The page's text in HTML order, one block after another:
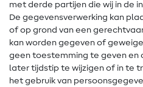
Wijziging van eigenaar
FAQ
Herroepingsrecht
Populair
met derde partijen die wij in de
De gegevensverwerking kan
of op grond van een
kan worden gegeven of
geen toestemming te geven en
later tijdstip te wijzigen of in te
het gebruik van